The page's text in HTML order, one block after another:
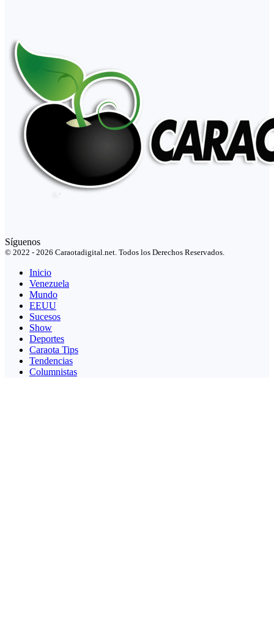
Síguenos
© 2022 - 2026 Caraotadigital.net. Todos los Derechos Reservados.
Inicio
Venezuela
Mundo
EEUU
Sucesos
Show
Deportes
Caraota Tips
Tendencias
Columnistas